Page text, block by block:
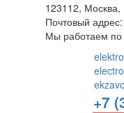
123112, Москва,
Почтовый
Мы работаем по
+7